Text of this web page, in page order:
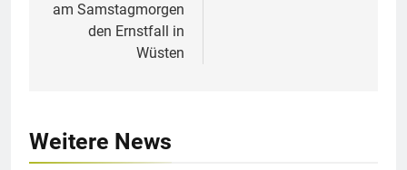
am Samstagmorgen
den Ernstfall in
Wüsten
Weitere News